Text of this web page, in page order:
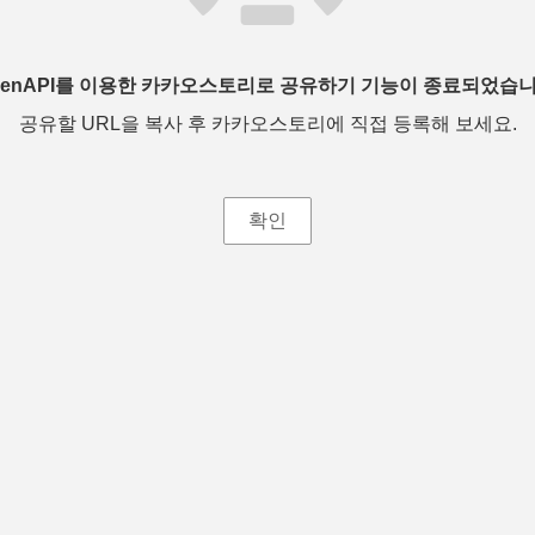
를 이용한 카카오스토리로 공유하기 기능이 종료되었습
공유할 URL을 복사 후 카카오스토리에 직접 등록해 보세요.
확인